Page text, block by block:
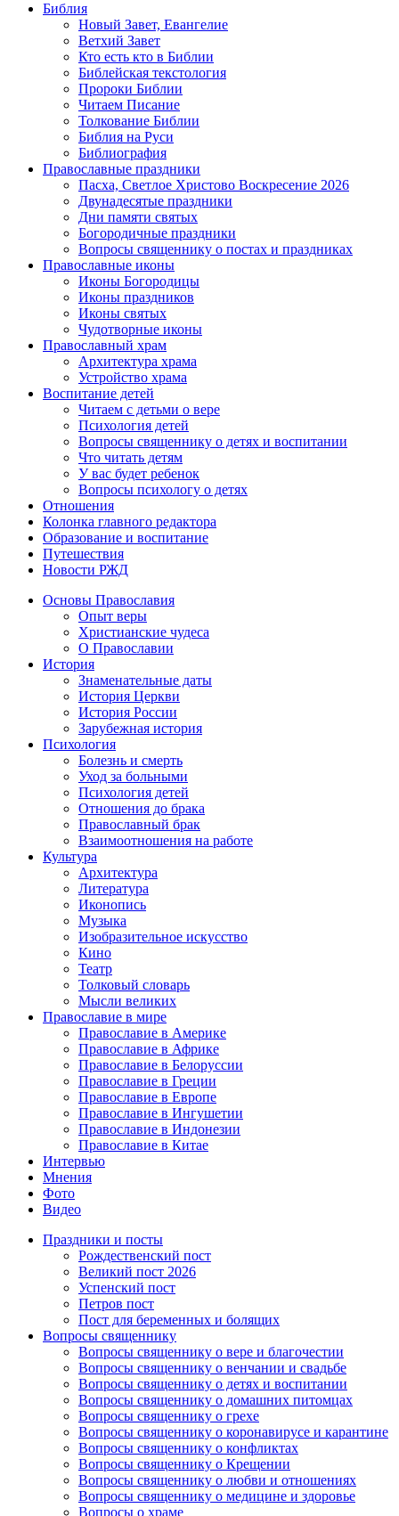
Библия
Новый Завет, Евангелие
Ветхий Завет
Кто есть кто в Библии
Библейская текстология
Пророки Библии
Читаем Писание
Толкование Библии
Библия на Руси
Библиография
Православные праздники
Пасха, Светлое Христово Воскресение 2026
Двунадесятые праздники
Дни памяти святых
Богородичные праздники
Вопросы священнику о постах и праздниках
Православные иконы
Иконы Богородицы
Иконы праздников
Иконы святых
Чудотворные иконы
Православный храм
Архитектура храма
Устройство храма
Воспитание детей
Читаем с детьми о вере
Психология детей
Вопросы священнику о детях и воспитании
Что читать детям
У вас будет ребенок
Вопросы психологу о детях
Отношения
Колонка главного редактора
Образование и воспитание
Путешествия
Новости РЖД
Основы Православия
Опыт веры
Христианские чудеса
О Православии
История
Знаменательные даты
История Церкви
История России
Зарубежная история
Психология
Болезнь и смерть
Уход за больными
Психология детей
Отношения до брака
Православный брак
Взаимоотношения на работе
Культура
Архитектура
Литература
Иконопись
Музыка
Изобразительное искусство
Кино
Театр
Толковый словарь
Мысли великих
Православие в мире
Православие в Америке
Православие в Африке
Православие в Белоруссии
Православие в Греции
Православие в Европе
Православие в Ингушетии
Православие в Индонезии
Православие в Китае
Интервью
Мнения
Фото
Видео
Праздники и посты
Рождественский пост
Великий пост 2026
Успенский пост
Петров пост
Пост для беременных и болящих
Вопросы священнику
Вопросы священнику о вере и благочестии
Вопросы священнику о венчании и свадьбе
Вопросы священнику о детях и воспитании
Вопросы священнику о домашних питомцах
Вопросы священнику о грехе
Вопросы священнику о коронавирусе и карантине
Вопросы священнику о конфликтах
Вопросы священнику о Крещении
Вопросы священнику о любви и отношениях
Вопросы священнику о медицине и здоровье
Вопросы о храме